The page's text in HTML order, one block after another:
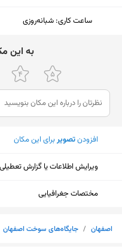
ساعت کاری: شبانه‌روزی
ﺑﻪ اﯾﻦ
افزودنتصویربرای این مکان
ویرایش اطلاعات یا گزارش
مختصات جغرافیایی
اصفهان / جایگاه‌های سوخت اصفهان